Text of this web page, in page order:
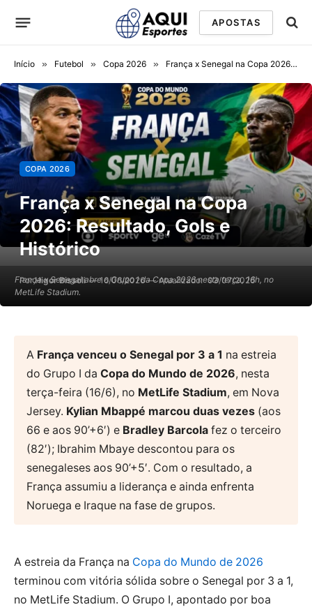
APOSTAS
Início » Futebol » Copa 2026 » França x Senegal na Copa 2026: Resultado, Gols e Histórico
França x Senegal abre o Grupo I da Copa 2026 nesta terça, 16h, no
MetLife Stadium.
COPA 2026
França x Senegal na Copa
2026: Resultado, Gols e
Histórico
Por Higor Bissoli 16/06/2026 Atualizado: 03/07/2026
A França venceu o Senegal por 3 a 1 na estreia
do Grupo I da Copa do Mundo de 2026, nesta
terça-feira (16/6), no MetLife Stadium, em Nova
Jersey. Kylian Mbappé marcou duas vezes(aos
66 e aos 90’+6′) e Bradley Barcolafez o terceiro
(82′); Ibrahim Mbaye descontou para os
senegaleses aos 90’+5′. Com o resultado, a
França assumiu a liderança e ainda enfrenta
Noruega e Iraque na fase de grupos.
A estreia da França na Copa do Mundo de 2026
terminou com vitória sólida sobre o Senegal por 3 a 1,
no MetLife Stadium. O Grupo I, apontado por boa